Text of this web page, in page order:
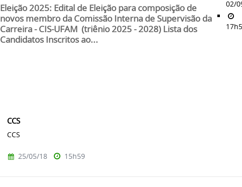
Eleição 2025: Edital de Eleição para composição de
novos membro da Comissão Interna de Supervisão da
Carreira - CIS-UFAM (triênio 2025 - 2028) Lista dos
Candidatos Inscritos ao...
02/
CCS
CCS
25/05/18 15h59